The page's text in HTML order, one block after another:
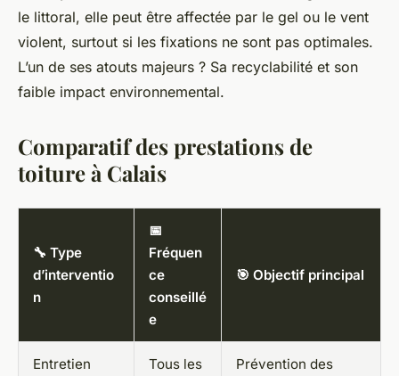
le littoral, elle peut être affectée par le gel ou le vent
violent, surtout si les fixations ne sont pas optimales.
L’un de ses atouts majeurs ? Sa recyclabilité et son
faible impact environnemental.
Comparatif des prestations de
toiture à Calais
🔧 Type
d’interventio
n
📅
Fréquen
ce
conseillé
e
🎯 Objectif principal
Entretien
Tous les
Prévention des